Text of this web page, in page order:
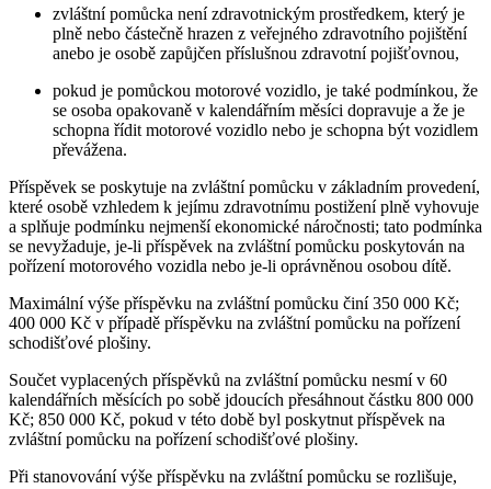
zvláštní pomůcka není zdravotnickým prostředkem, který je
plně nebo částečně hrazen z veřejného zdravotního pojištění
anebo je osobě zapůjčen příslušnou zdravotní pojišťovnou,
pokud je pomůckou motorové vozidlo, je také podmínkou, že
se osoba opakovaně v kalendářním měsíci dopravuje a že je
schopna řídit motorové vozidlo nebo je schopna být vozidlem
převážena.
Příspěvek se poskytuje na zvláštní pomůcku v základním provedení,
které osobě vzhledem k jejímu zdravotnímu postižení plně vyhovuje
a splňuje podmínku nejmenší ekonomické náročnosti; tato podmínka
se nevyžaduje, je-li příspěvek na zvláštní pomůcku poskytován na
pořízení motorového vozidla nebo je-li oprávněnou osobou dítě.
Maximální výše příspěvku na zvláštní pomůcku činí 350 000 Kč;
400 000 Kč v případě příspěvku na zvláštní pomůcku na pořízení
schodišťové plošiny.
Součet vyplacených příspěvků na zvláštní pomůcku nesmí v 60
kalendářních měsících po sobě jdoucích přesáhnout částku 800 000
Kč; 850 000 Kč, pokud v této době byl poskytnut příspěvek na
zvláštní pomůcku na pořízení schodišťové plošiny.
Při stanovování výše příspěvku na zvláštní pomůcku se rozlišuje,